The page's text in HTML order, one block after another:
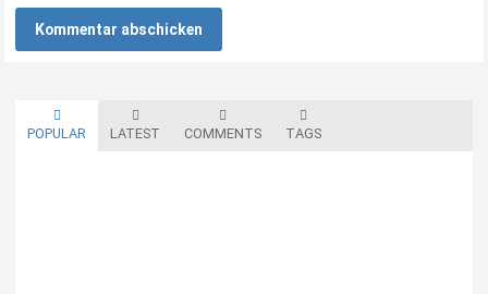
POPULAR LATEST COMMENTS TAGS